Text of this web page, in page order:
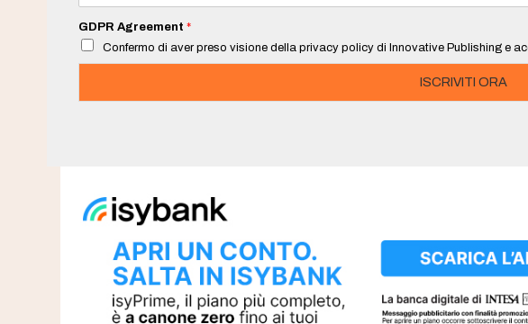
a
i
*
GDPR Agreement *
Confermo di aver preso visione della privacy policy di Innovative Publishing e
ISCRIVITI ORA